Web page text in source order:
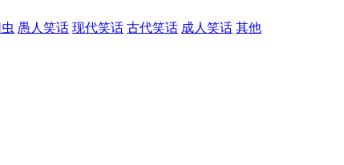
愚人笑话 现代笑话 古代笑话 成人笑话 其他